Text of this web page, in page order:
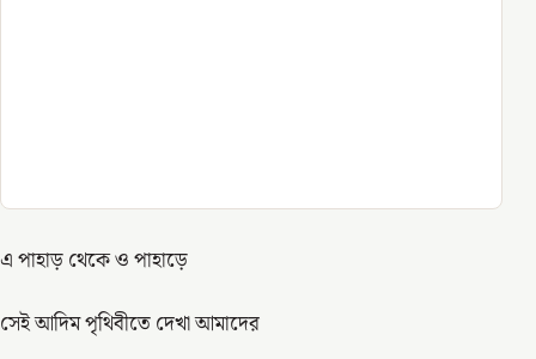
এ পাহাড় থেকে ও পাহাড়ে
সেই আদিম পৃথিবীতে দেখা আমাদের